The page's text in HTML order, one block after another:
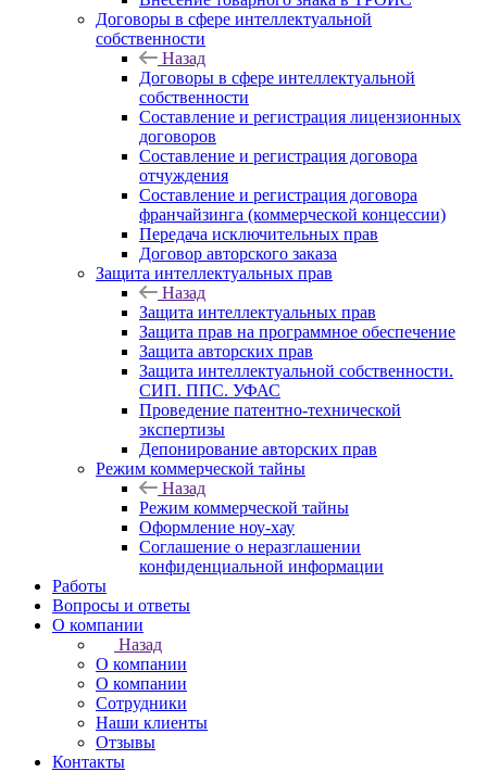
Договоры в сфере интеллектуальной
собственности
Назад
Договоры в сфере интеллектуальной
собственности
Составление и регистрация лицензионных
договоров
Составление и регистрация договора
отчуждения
Составление и регистрация договора
франчайзинга (коммерческой концессии)
Передача исключительных прав
Договор авторского заказа
Защита интеллектуальных прав
Назад
Защита интеллектуальных прав
Защита прав на программное обеспечение
Защита авторских прав
Защита интеллектуальной собственности.
СИП. ППС. УФАС
Проведение патентно-технической
экспертизы
Депонирование авторских прав
Режим коммерческой тайны
Назад
Режим коммерческой тайны
Оформление ноу-хау
Соглашение о неразглашении
конфиденциальной информации
Работы
Вопросы и ответы
О компании
Назад
О компании
О компании
Сотрудники
Наши клиенты
Отзывы
Контакты